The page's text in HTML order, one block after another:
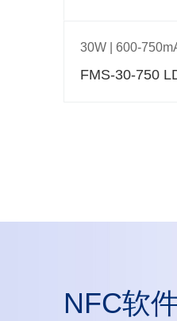
30W | 600-
FMS-30-750
NFC软